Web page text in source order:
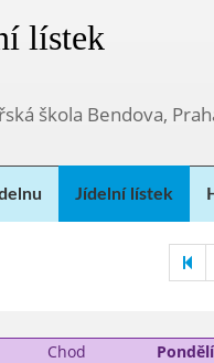
lístek
škola Bendova,
Jídelní lístek
Chod